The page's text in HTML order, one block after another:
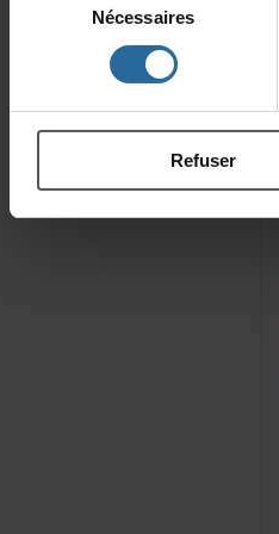
consentement
Nécessaires
Refuser